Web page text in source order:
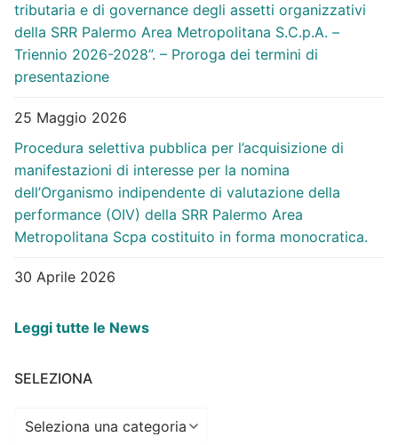
tributaria e di governance degli assetti organizzativi
della SRR Palermo Area Metropolitana S.C.p.A. –
Triennio 2026-2028”. – Proroga dei termini di
presentazione
25 Maggio 2026
Procedura selettiva pubblica per l’acquisizione di
manifestazioni di interesse per la nomina
dell’Organismo indipendente di valutazione della
performance (OIV) della SRR Palermo Area
Metropolitana Scpa costituito in forma monocratica.
30 Aprile 2026
Leggi tutte le News
SELEZIONA
Seleziona